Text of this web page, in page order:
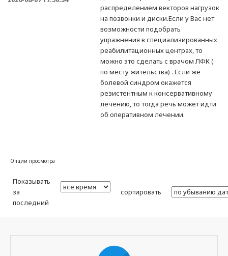
распределением векторов нагрузок
на позвонки и диски.Если у Вас нет
возможности подобрать
упражнения в специализированных
реабилитационных центрах, то
можно это сделать с врачом ЛФК (
по месту жительства) . Если же
болевой синдром окажется
резистентным к консервативному
лечению, то тогда речь может идти
об оперативном лечении.
Опции просмотра
Показывать
за
последний
сортировать